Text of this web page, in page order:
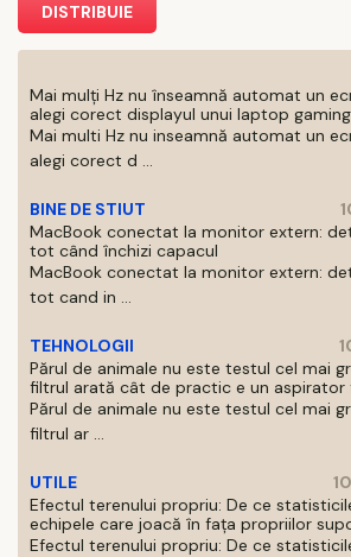
DISTRIBUIE
Mai mulți Hz nu înseamnă automat un
alegi corect displayul unui laptop gaming
Mai multi Hz nu inseamnă automat un
alegi corect d ...
BINE DE STIUT
MacBook conectat la monitor extern:
tot când închizi capacul
MacBook conectat la monitor extern:
tot cand in ...
TEHNOLOGII
Părul de animale nu este testul cel mai
filtrul arată cât de practic e un aspirator
Părul de animale nu este testul cel mai
filtrul ar ...
UTILE
Efectul terenului propriu: De ce
echipele care joacă în fața propriilor
Efectul terenului propriu: De ce